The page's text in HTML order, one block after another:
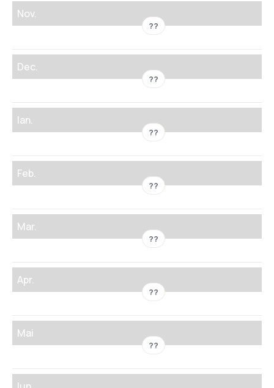
Nov.
??
Dec.
??
Ian.
??
Feb.
??
Mar.
??
Apr.
??
Mai
??